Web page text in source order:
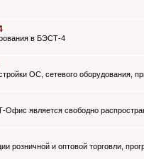
в БЭСТ-4
ОС, сетевого оборудования,
является свободно
розничной и оптовой торговли,